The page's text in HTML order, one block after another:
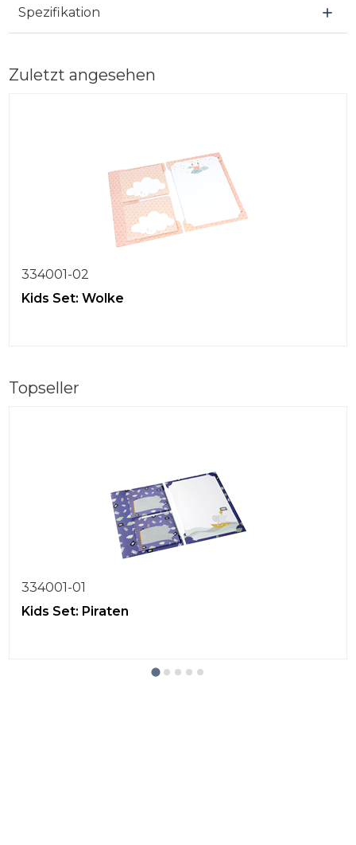
Spezifikation
Zuletzt angesehen
334001-02
Kids Set: Wolke
Topseller
334001-01
Kids Set: Piraten